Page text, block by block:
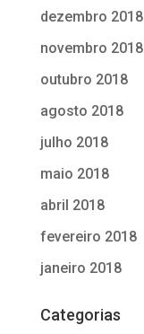
dezembro 2018
novembro 2018
outubro 2018
agosto 2018
julho 2018
maio 2018
abril 2018
fevereiro 2018
janeiro 2018
Categorias